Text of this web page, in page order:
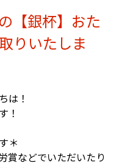
【銀杯】おた
りいたしま
は！
！
＊
賞などでいただいたり